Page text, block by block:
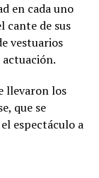
en cada uno
cante de sus
vestuarios
llevaron los
que se
espectáculo a